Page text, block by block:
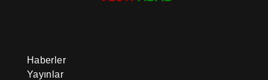
Haberler
Yayınlar